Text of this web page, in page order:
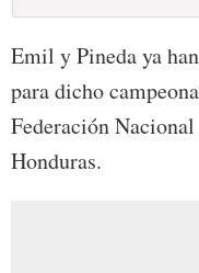
Emil y Pineda ya
para dicho
Federación
Honduras.